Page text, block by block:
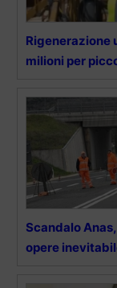
Rigenerazione
milioni per
Scandalo
opere